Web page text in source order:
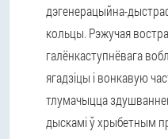
дэгенерацыйна-
кольцы. Рэжучая
галёнкаступнёвага
ягадзіцы і вонкавую
тлумачыцца
дыскамі ў хрыбетным